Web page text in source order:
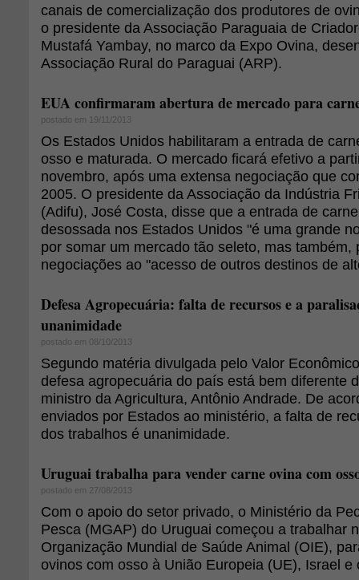
canais de comercialização dos produtores de
o presidente da Associação Paraguaia de
Mustafá Yambay, no marco da Expo Ovina,
Associação Rural do Paraguai (ARP).
EUA confirmaram abertura de mercado para
postado em 19/11/2013
Os Estados Unidos habilitaram a entrada de
osso e maturada. O mercado ficará efetivo a
novembro, após uma extensa negociação que
2005. O presidente da Associação da Indústria
(Adifu), José Costa, disse que a entrada de
desossada nos Estados Unidos "é uma grande
por somar um mercado tão seleto, mas também,
negociações ao "acesso de outros destinos de
Defesa Agropecuária: falta de recursos e a
unanimidade
postado em 08/10/2013
Segundo matéria divulgada pelo Valor
defesa agropecuária do país está bem diferente
ministro da Agricultura, Antônio Andrade. De
enviados por Estados ao ministério, a falta de
dos trabalhos é unanimidade.
Uruguai trabalha para vender carne ovina com
postado em 27/08/2013
Com o apoio do setor privado, o Ministério da
Pesca (MGAP) do Uruguai começou a trabalhar
Organização Mundial de Saúde Animal (OIE),
ovinos com osso à União Europeia (UE), Israel e